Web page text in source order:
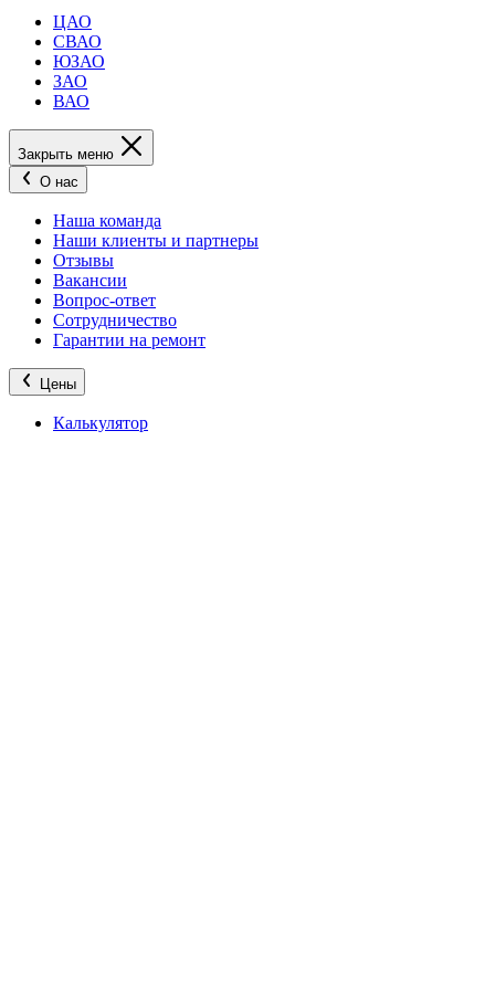
ЦАО
СВАО
ЮЗАО
ЗАО
ВАО
Закрыть меню
О нас
Наша команда
Наши клиенты и партнеры
Отзывы
Вакансии
Вопрос-ответ
Сотрудничество
Гарантии на ремонт
Цены
Калькулятор